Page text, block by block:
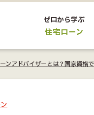
ゼロから学ぶ
住宅ローン
ンアドバイザーとは？国家資格